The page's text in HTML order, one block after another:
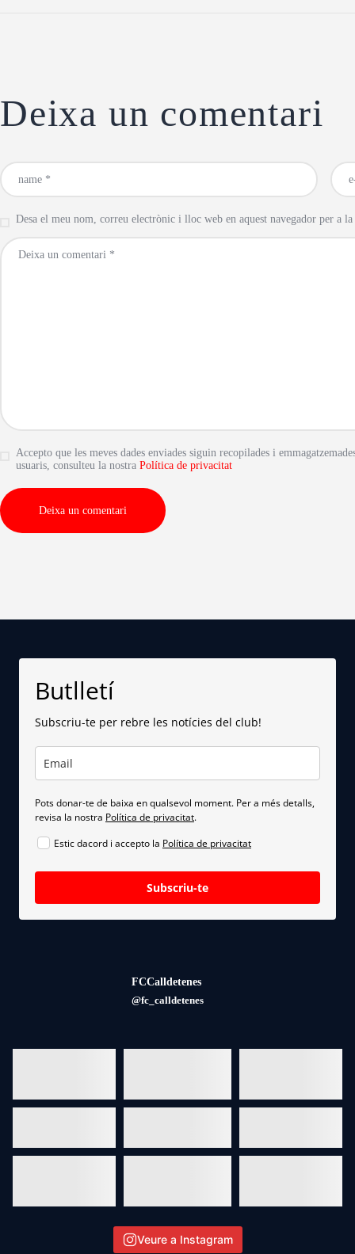
Deixa un comentari
Desa el meu nom, correu electrònic i lloc web en aquest navegador per a
Accepto que les meves dades enviades siguin recopilades i
usuaris, consulteu la nostra Política de privacitat
Butlletí
Subscriu-te per rebre les notícies del club!
Pots donar-te de baixa en qualsevol moment. Per a més detalls,
revisa la nostra Política de privacitat.
Estic dacord i accepto la Política de privacitat
Subscriu-te
FCCalldetenes
@fc_calldetenes
Veure a Instagram